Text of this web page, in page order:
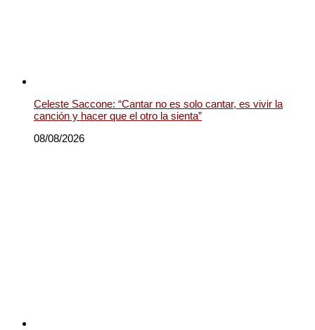
Celeste Saccone: “Cantar no es solo cantar, es vivir la
canción y hacer que el otro la sienta”
08/08/2026